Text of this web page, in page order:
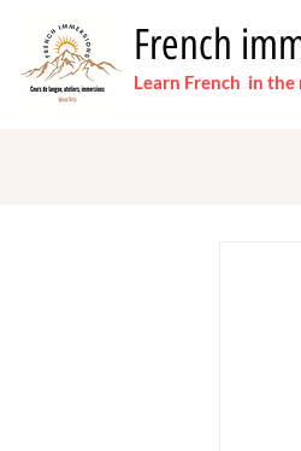
French
Learn French in